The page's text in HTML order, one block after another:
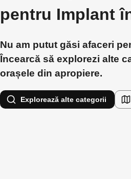
pentru Implant
Nu am putut găsi afaceri
Încearcă să explorezi alte
orașele din apropiere.
Explorează alte categorii